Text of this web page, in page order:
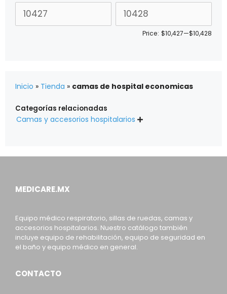
Price: $10,427—$10,428
Inicio » Tienda » camas de hospital economicas
Categorías relacionadas
Camas y accesorios hospitalarios 
MEDICARE.MX
Equipo médico respiratorio, sillas de ruedas, camas y
accesorios hospitalarios. Nuestro catálogo también
incluye equipo de rehabilitación, equipo de seguridad en
el baño y equipo médico en general.
CONTACTO